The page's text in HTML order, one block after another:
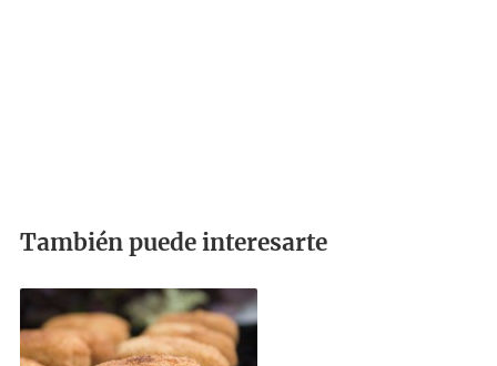
También puede interesarte